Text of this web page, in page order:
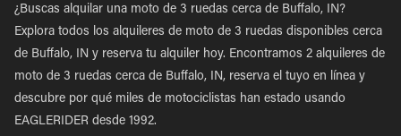
¿Buscas alquilar una moto de 3 ruedas cerca de Buffalo, IN?
Explora todos los alquileres de moto de 3 ruedas disponibles cerca
de Buffalo, IN y reserva tu alquiler hoy. Encontramos 2 alquileres de
moto de 3 ruedas cerca de Buffalo, IN, reserva el tuyo en línea y
descubre por qué miles de motociclistas han estado usando
EAGLERIDER desde 1992.